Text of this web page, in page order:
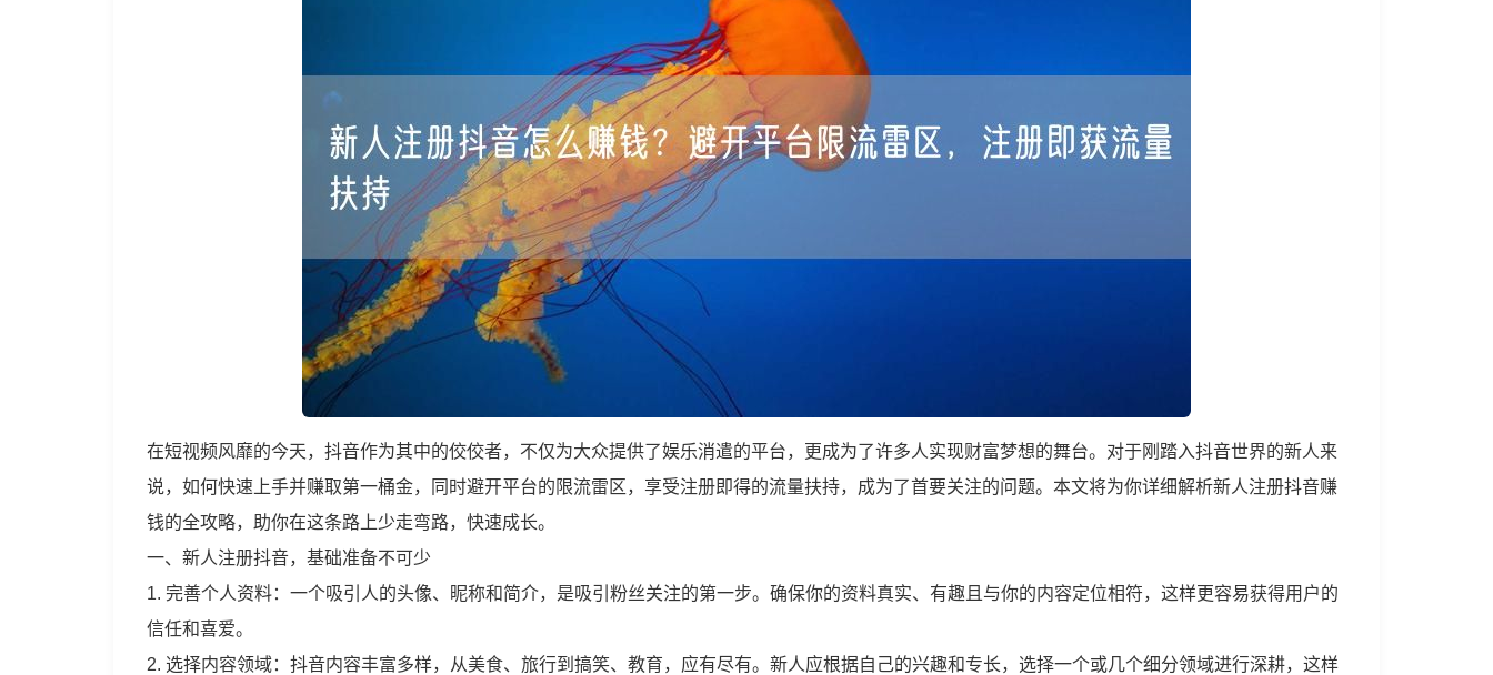
在短视频风靡的今天，抖音作为其中的佼佼者，不仅为大众提供了娱乐消遣的平台，更成为了许多人实现财富梦想的舞台。对于刚踏入抖音世界的新人来
说，如何快速上手并赚取第一桶金，同时避开平台的限流雷区，享受注册即得的流量扶持，成为了首要关注的问题。本文将为你详细解析新人注册抖音赚
钱的全攻略，助你在这条路上少走弯路，快速成长。
一、新人注册抖音，基础准备不可少
1. 完善个人资料：一个吸引人的头像、昵称和简介，是吸引粉丝关注的第一步。确保你的资料真实、有趣且与你的内容定位相符，这样更容易获得用户的
信任和喜爱。
2. 选择内容领域：抖音内容丰富多样，从美食、旅行到搞笑、教育，应有尽有。新人应根据自己的兴趣和专长，选择一个或几个细分领域进行深耕，这样